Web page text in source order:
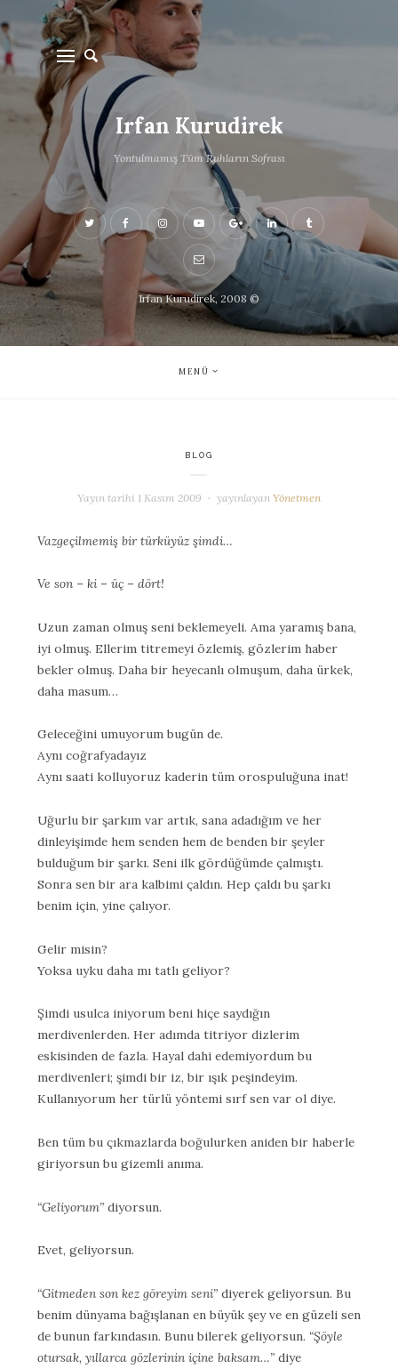
Irfan Kurudirek
Yontulmamış Tüm Ruhların Sofrası
Irfan Kurudirek, 2008 ©
MENÜ
BLOG
Yayın tarihi 1 Kasım 2009 yayınlayan Yönetmen
Vazgeçilmemiş bir türküyüz şimdi…
Ve son – ki – üç – dört!
Uzun zaman olmuş seni beklemeyeli. Ama yaramış bana,
iyi olmuş. Ellerim titremeyi özlemiş, gözlerim haber
bekler olmuş. Daha bir heyecanlı olmuşum, daha ürkek,
daha masum…
Geleceğini umuyorum bugün de.
Aynı coğrafyadayız
Aynı saati kolluyoruz kaderin tüm orospuluğuna inat!
Uğurlu bir şarkım var artık, sana adadığım ve her
dinleyişimde hem senden hem de benden bir şeyler
bulduğum bir şarkı. Seni ilk gördüğümde çalmıştı.
Sonra sen bir ara kalbimi çaldın. Hep çaldı bu şarkı
benim için, yine çalıyor.
Gelir misin?
Yoksa uyku daha mı tatlı geliyor?
Şimdi usulca iniyorum beni hiçe saydığın
merdivenlerden. Her adımda titriyor dizlerim
eskisinden de fazla. Hayal dahi edemiyordum bu
merdivenleri; şimdi bir iz, bir ışık peşindeyim.
Kullanıyorum her türlü yöntemi sırf sen var ol diye.
Ben tüm bu çıkmazlarda boğulurken aniden bir haberle
giriyorsun bu gizemli anıma.
“Geliyorum” diyorsun.
Evet, geliyorsun.
“Gitmeden son kez göreyim seni” diyerek geliyorsun. Bu
benim dünyama bağışlanan en büyük şey ve en güzeli sen
de bunun farkındasın. Bunu bilerek geliyorsun. “Şöyle
otursak, yıllarca gözlerinin içine baksam…” diye